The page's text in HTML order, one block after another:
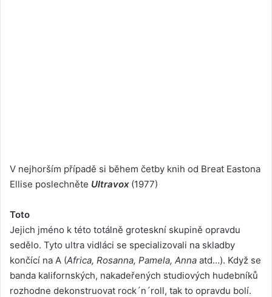
V nejhorším případě si během četby knih od Breat Eastona
Ellise poslechněte Ultravox(1977)
Toto
Jejich jméno k této totálně groteskní skupině opravdu
sedělo. Tyto ultra vidláci se specializovali na skladby
končící na A (Africa, Rosanna, Pamela, Anna atd…). Když se
banda kalifornských, nakadeřených studiových hudebníků
rozhodne dekonstruovat rock´n´roll, tak to opravdu bolí.